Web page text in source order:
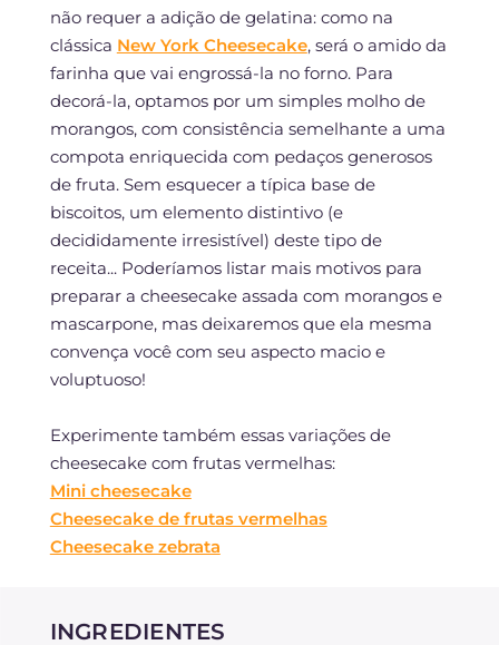
não requer a adição de gelatina: como na
clássica New York Cheesecake, será o amido da
farinha que vai engrossá-la no forno. Para
decorá-la, optamos por um simples molho de
morangos, com consistência semelhante a uma
compota enriquecida com pedaços generosos
de fruta. Sem esquecer a típica base de
biscoitos, um elemento distintivo (e
decididamente irresistível) deste tipo de
receita... Poderíamos listar mais motivos para
preparar a cheesecake assada com morangos e
mascarpone, mas deixaremos que ela mesma
convença você com seu aspecto macio e
voluptuoso!
Experimente também essas variações de
cheesecake com frutas vermelhas:
Mini cheesecake
Cheesecake de frutas vermelhas
Cheesecake zebrata
INGREDIENTES